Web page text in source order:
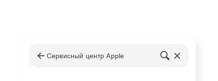
Гарантия на выполненные работы и
Сервисный центр Apple